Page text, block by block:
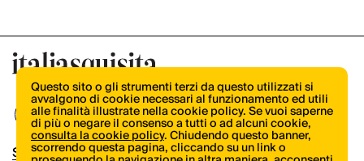
Shop
Questo sito o gli strumenti terzi da questo utilizzati si
avvalgono di cookie necessari al funzionamento ed utili
alle finalità illustrate nella cookie policy. Se vuoi saperne
di più o negare il consenso a tutti o ad alcuni cookie,
consulta la cookie policy. Chiudendo questo banner,
scorrendo questa pagina, cliccando su un link o